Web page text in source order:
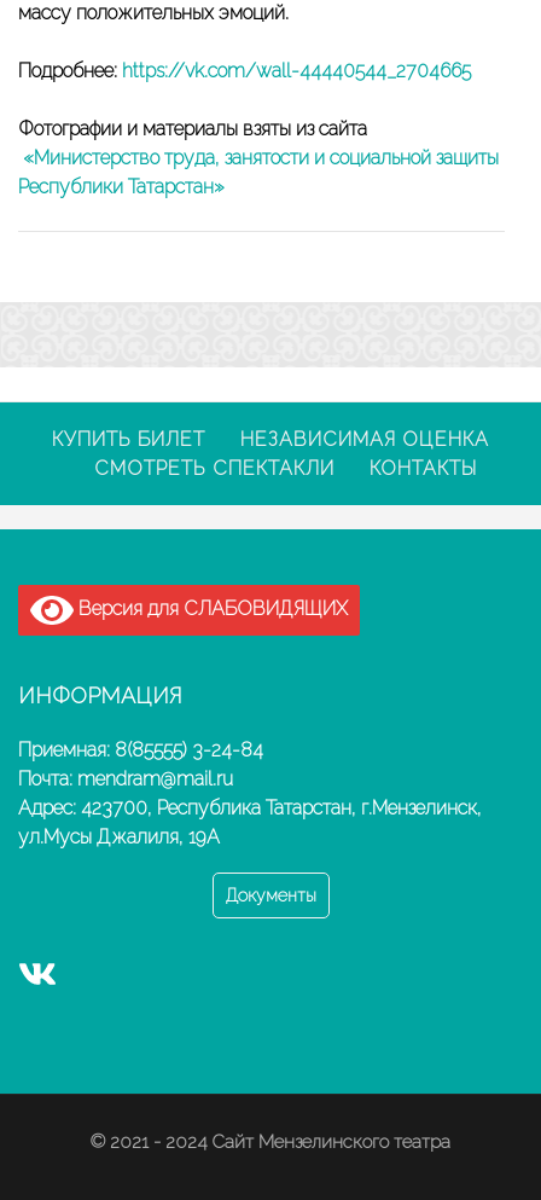
массу положительных эмоций.
Подробнее: https://vk.com/wall-44440544_2704665
Фотографии и материалы взяты из сайта
«Министерство труда, занятости и социальной защиты
Республики Татарстан»
КУПИТЬ БИЛЕТ
НЕЗАВИСИМАЯ ОЦЕНКА
СМОТРЕТЬ СПЕКТАКЛИ
КОНТАКТЫ
Версия для СЛАБОВИДЯЩИХ
ИНФОРМАЦИЯ
Приемная: 8(85555) 3-24-84
Почта: mendram@mail.ru
Адрес: 423700, Республика Татарстан, г.Мензелинск,
ул.Мусы Джалиля, 19А
Документы
© 2021 - 2024 Сайт Мензелинского театра